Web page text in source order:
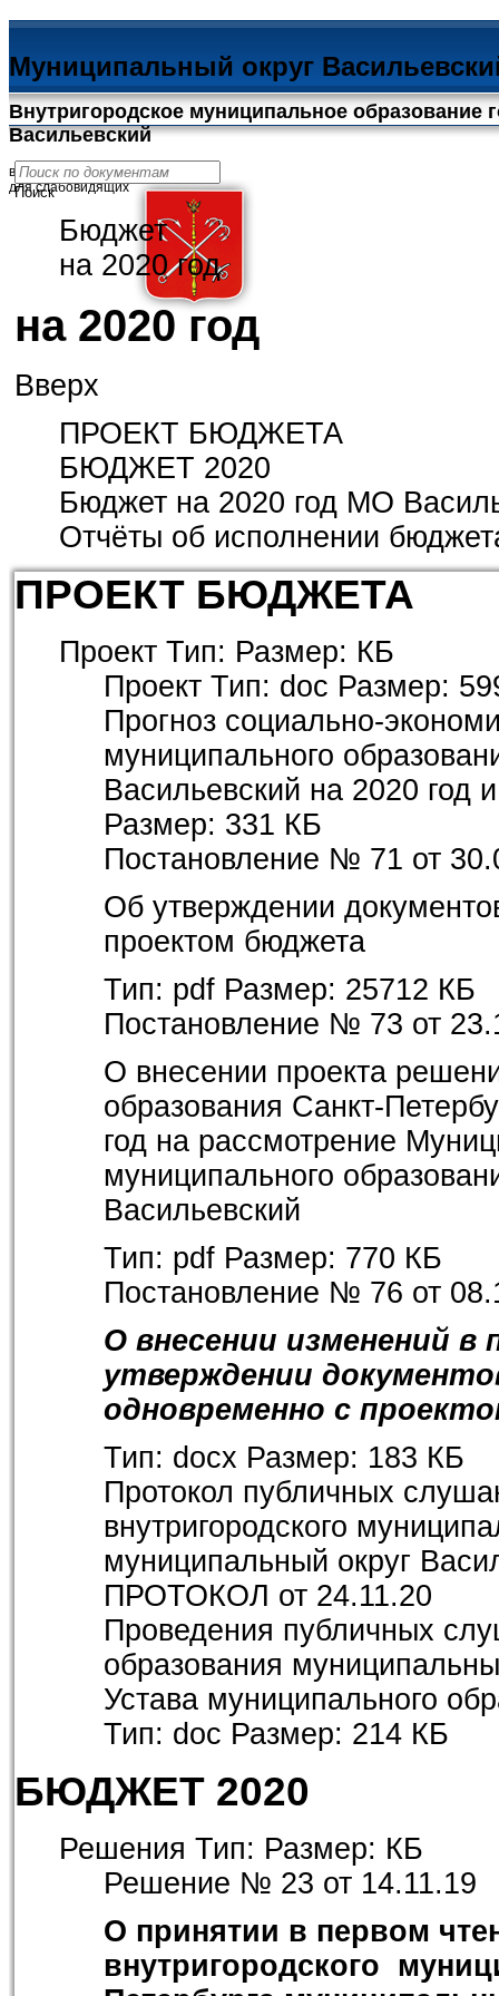
Муниципальный округ
Внутригородское муниципальное образование
Васильевский
версия
для слабовидящих
Поиск
Бюджет
на 2020 год
на 2020 год
Вверх
ПРОЕКТ БЮДЖЕТА
БЮДЖЕТ 2020
Бюджет на 2020 год МО
Отчёты об исполнении
ПРОЕКТ БЮДЖЕТА
Проект Тип: Размер: КБ
Проект Тип: doc Размер:
Прогноз социально-
муниципального
Васильевский на 2020 год
Размер: 331 КБ
Постановление № 71 от
Об утверждении
проектом бюджета
Тип: pdf Размер: 25712 КБ
Постановление № 73 от
О внесении проекта
образования Санкт-
год на рассмотрение
муниципального
Васильевский
Тип: pdf Размер: 770 КБ
Постановление № 76 от
О внесении изменений
утверждении
одновременно с
Тип: docx Размер: 183 КБ
Протокол публичных
внутригородского
муниципальный округ
ПРОТОКОЛ от 24.11.20
Проведения публичных
образования
Устава муниципального
Тип: doc Размер: 214 КБ
БЮДЖЕТ 2020
Решения Тип: Размер: КБ
Решение № 23 от 14.11.19
О принятии в первом
внутригородского